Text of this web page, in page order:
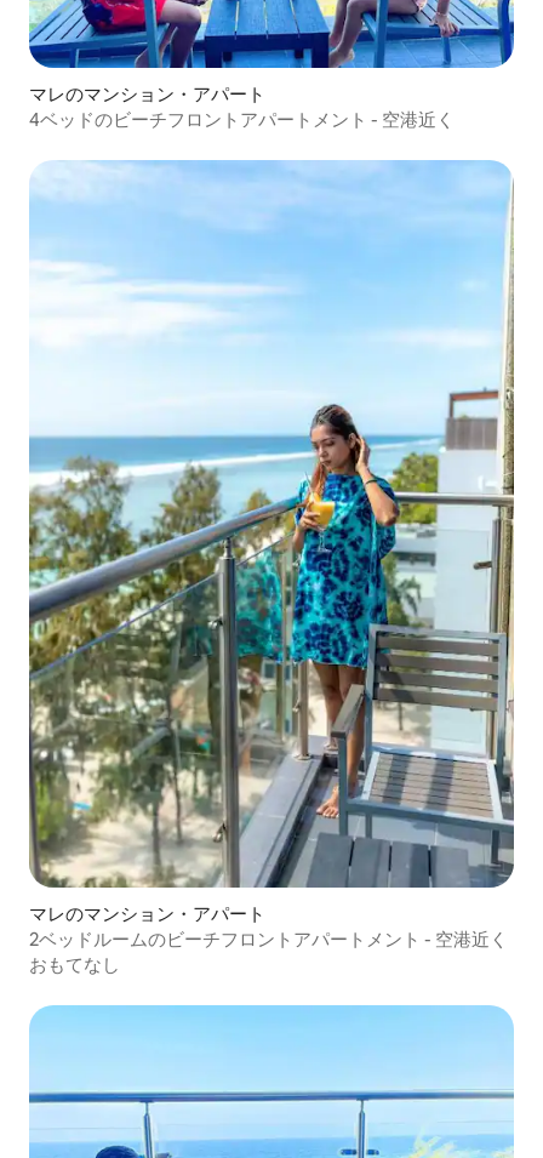
マレのマンション・アパート
4ベッドのビーチフロントアパートメント - 空港近く
マレのマンション・アパート
2ベッドルームのビーチフロントアパートメント - 空港近く
おもてなし